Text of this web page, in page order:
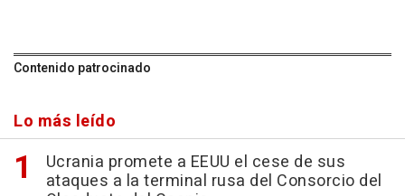
Contenido patrocinado
Lo más leído
Ucrania promete a EEUU el cese de sus
ataques a la terminal rusa del Consorcio del